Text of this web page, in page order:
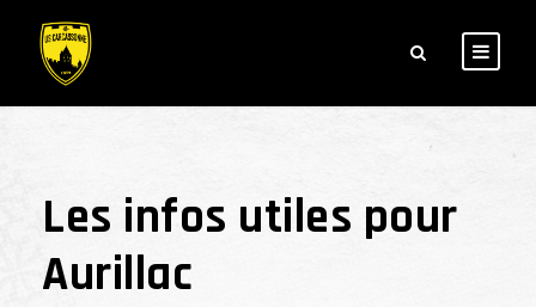
Les infos utiles pour
Aurillac